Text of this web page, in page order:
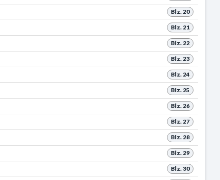
Blz. 20
Blz. 21
Blz. 22
Blz. 23
Blz. 24
Blz. 25
Blz. 26
Blz. 27
Blz. 28
Blz. 29
Blz. 30